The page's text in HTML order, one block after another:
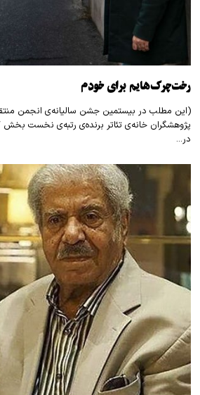
رخت‌چرک‌هایم برای خودم
(این مطلب در بیستمین جشن سالیانه‌ی انجمن
پژوهشگران خانه‌ی تئاتر برنده‌ی رتبه‌ی نخست
در…